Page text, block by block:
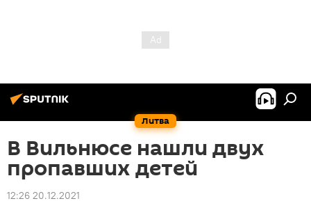
Литва
В Вильнюсе нашли двух
пропавших детей
12:26 20.12.2021